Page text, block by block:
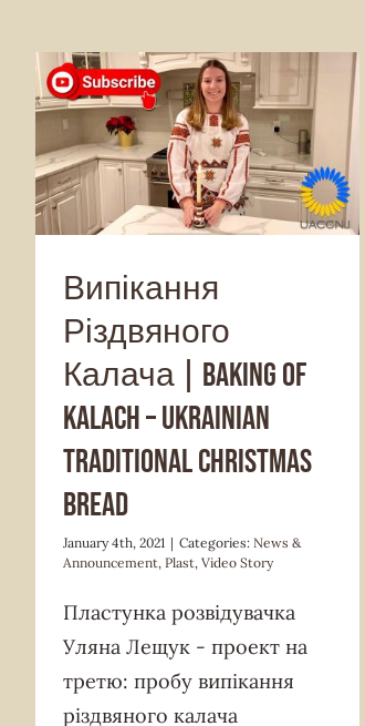
News & Announcement Plast Video Story
Випікання
Різдвяного
Калача | Baking of
Kalach – Ukrainian
Traditional Christmas
Bread
January 4th, 2021 | Categories: News &
Announcement, Plast, Video Story
Пластунка розвідувачка
Уляна Лещук - проект на
третю: пробу випікання
різдвяного калача